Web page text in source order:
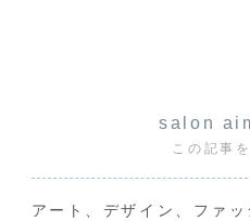
salon
この記事
アート、デザイン、ファ